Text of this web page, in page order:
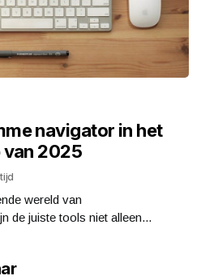
navigator in het
2025
wereld van
de juiste tools niet alleen...